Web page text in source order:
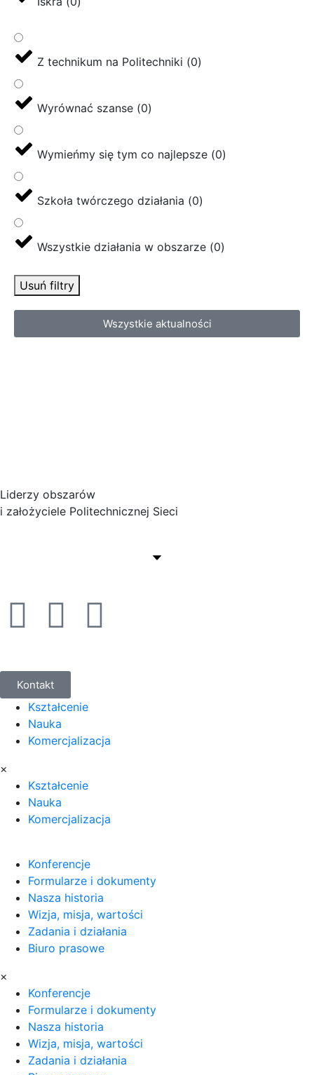
Z technikum na Politechniki (0)
Wyrównać szanse (0)
Wymieńmy się tym co najlepsze (0)
Szkoła twórczego działania (0)
Wszystkie działania w obszarze (0)
Usuń filtry
Wszystkie aktualności
Liderzy obszarów
i założyciele Politechnicznej Sieci
Kontakt
Kształcenie
Nauka
Komercjalizacja
×
Kształcenie
Nauka
Komercjalizacja
Konferencje
Formularze i dokumenty
Nasza historia
Wizja, misja, wartości
Zadania i działania
Biuro prasowe
×
Konferencje
Formularze i dokumenty
Nasza historia
Wizja, misja, wartości
Zadania i działania